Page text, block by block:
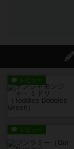
レビュー
レビュー